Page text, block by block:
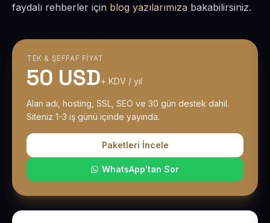
faydalı rehberler için blog yazılarımıza bakabilirsiniz.
TEK & ŞEFFAF FIYAT
50 USD+ KDV / yıl
Alan adı, hosting, SSL, SEO ve 30 gün destek dahil.
Siteniz 1-3 iş günü içinde yayında.
Paketleri İncele
WhatsApp'tan Sor